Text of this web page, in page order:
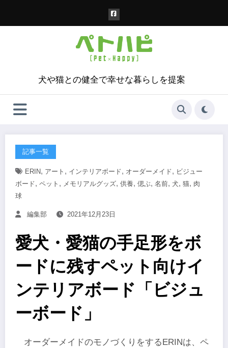
犬や猫との健全で幸せな暮らしを提案
記事一覧
ERIN, アート , インテリアボード, オーダーメイド, ビジュー
ボード, ペット , メモリアルグッズ, 供養, 偲ぶ, 名前, 犬, 猫, 肉
球
編集部 2021年12月23日
愛犬・愛猫の手足形をボ
ードに残すペット向けイ
ンテリアボード「ビジュ
ーボード」
オーダーメイドのモノづくりをするERINは、ペ